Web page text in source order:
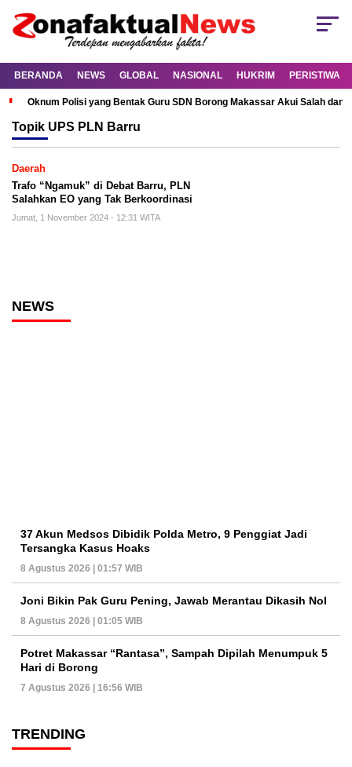
BERANDA NEWS GLOBAL NASIONAL HUKRIM PERISTIWA
Oknum Polisi yang Bentak Guru SDN Borong Makassar Akui Salah dan
Topik UPS PLN Barru
Daerah
Trafo “Ngamuk” di Debat Barru, PLN
Salahkan EO yang Tak Berkoordinasi
Jumat, 1 November 2024 - 12:31 WITA
NEWS
37 Akun Medsos Dibidik Polda Metro, 9 Penggiat Jadi
Tersangka Kasus Hoaks
8 Agustus 2026 | 01:57 WIB
Joni Bikin Pak Guru Pening, Jawab Merantau Dikasih Nol
8 Agustus 2026 | 01:05 WIB
Potret Makassar “Rantasa”, Sampah Dipilah Menumpuk 5
Hari di Borong
7 Agustus 2026 | 16:56 WIB
TRENDING